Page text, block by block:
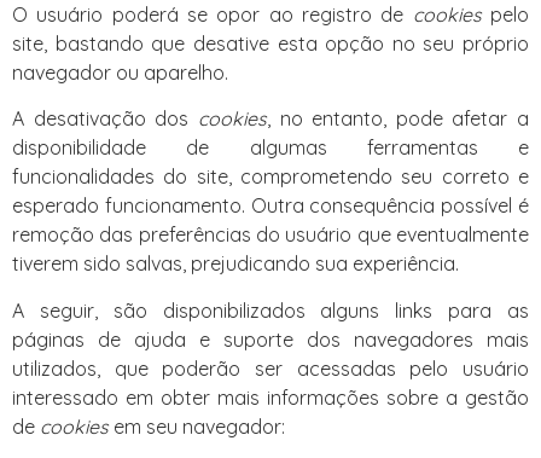
O usuário poderá se opor ao registro de cookiespelo
site, bastando que desative esta opção no seu próprio
navegador ou aparelho.
A desativação dos cookies, no entanto, pode afetar a
disponibilidade de algumas ferramentas e
funcionalidades do site, comprometendo seu correto e
esperado funcionamento. Outra consequência possível é
remoção das preferências do usuário que eventualmente
tiverem sido salvas, prejudicando sua experiência.
A seguir, são disponibilizados alguns links para as
páginas de ajuda e suporte dos navegadores mais
utilizados, que poderão ser acessadas pelo usuário
interessado em obter mais informações sobre a gestão
de cookies em seu navegador: